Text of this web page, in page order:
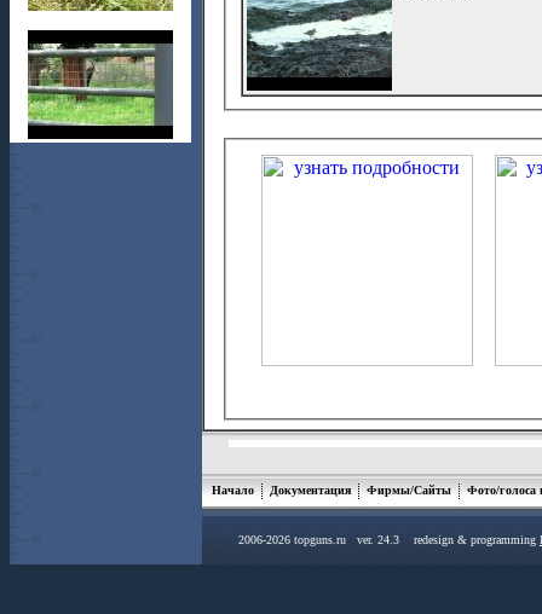
Начало Документация Фирмы/Сайты Фото/голоса
2006-2026 topguns.ru ver. 24.3 redesign & programming